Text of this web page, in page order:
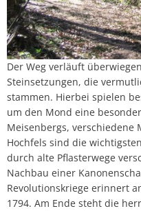
Der Weg verläuft
Steinsetzungen, die
stammen. Hierbei spielen
um den Mond eine
Meisenbergs,
Hochfels sind die
durch alte Pflasterwege
Nachbau einer
Revolutionskriege erinnert
1794. Am Ende steht die